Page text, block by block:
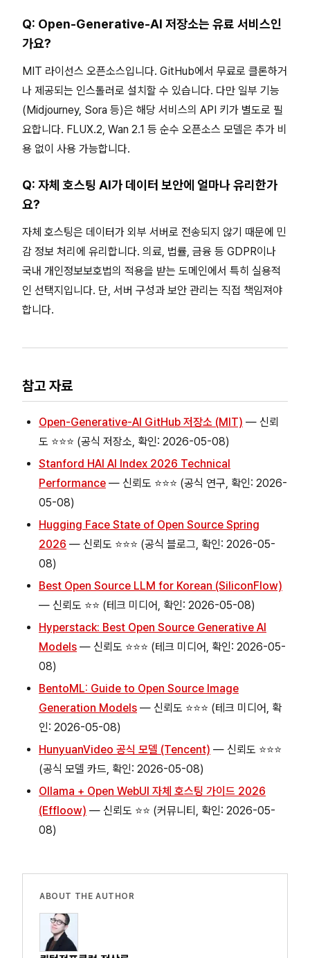
Q: Open-Generative-AI 저장소는 유료 서비스인
가요?
MIT 라이선스 오픈소스입니다. GitHub에서 무료로 클론하거
나 제공되는 인스톨러로 설치할 수 있습니다. 다만 일부 기능
(Midjourney, Sora 등)은 해당 서비스의 API 키가 별도로 필
요합니다. FLUX.2, Wan 2.1 등 순수 오픈소스 모델은 추가 비
용 없이 사용 가능합니다.
Q: 자체 호스팅 AI가 데이터 보안에 얼마나 유리한가
요?
자체 호스팅은 데이터가 외부 서버로 전송되지 않기 때문에 민
감 정보 처리에 유리합니다. 의료, 법률, 금융 등 GDPR이나
국내 개인정보보호법의 적용을 받는 도메인에서 특히 실용적
인 선택지입니다. 단, 서버 구성과 보안 관리는 직접 책임져야
합니다.
참고 자료
Open-Generative-AI GitHub 저장소 (MIT) — 신뢰
도 ⭐⭐⭐ (공식 저장소, 확인: 2026-05-08)
Stanford HAI AI Index 2026 Technical
Performance — 신뢰도 ⭐⭐⭐ (공식 연구, 확인: 2026-
05-08)
Hugging Face State of Open Source Spring
2026 — 신뢰도 ⭐⭐⭐ (공식 블로그, 확인: 2026-05-
08)
Best Open Source LLM for Korean (SiliconFlow)
— 신뢰도 ⭐⭐ (테크 미디어, 확인: 2026-05-08)
Hyperstack: Best Open Source Generative AI
Models — 신뢰도 ⭐⭐⭐ (테크 미디어, 확인: 2026-05-
08)
BentoML: Guide to Open Source Image
Generation Models — 신뢰도 ⭐⭐⭐ (테크 미디어, 확
인: 2026-05-08)
HunyuanVideo 공식 모델 (Tencent) — 신뢰도 ⭐⭐⭐
(공식 모델 카드, 확인: 2026-05-08)
Ollama + Open WebUI 자체 호스팅 가이드 2026
(Effloow) — 신뢰도 ⭐⭐ (커뮤니티, 확인: 2026-05-
08)
ABOUT THE AUTHOR